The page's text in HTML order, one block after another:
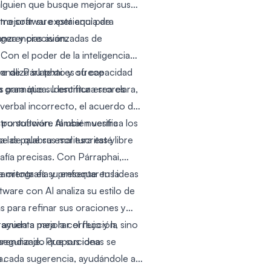
que busque mejorar sus
software está aquí para
y precisión.
su experiencia de
avanzadas de
el poder de la inteligencia
su texto y ofrece
que su escritura sea clara,
de Párlaphai es su capacidad
gramática. Identifica errores
incorrecto, el acuerdo de
Al usar nuestra
de que su escritura esté libre
software también verifica los
palabras mal escritas y
precisas. Con Párraphai,
ortografía y presentar tus ideas
es su enfoque en la
con AI analiza su estilo de
para refinar sus oraciones y
a mejorar el flujo y la
que sus ideas se
para la corrección, sino
Proporciona
sugerencia, ayudándole a